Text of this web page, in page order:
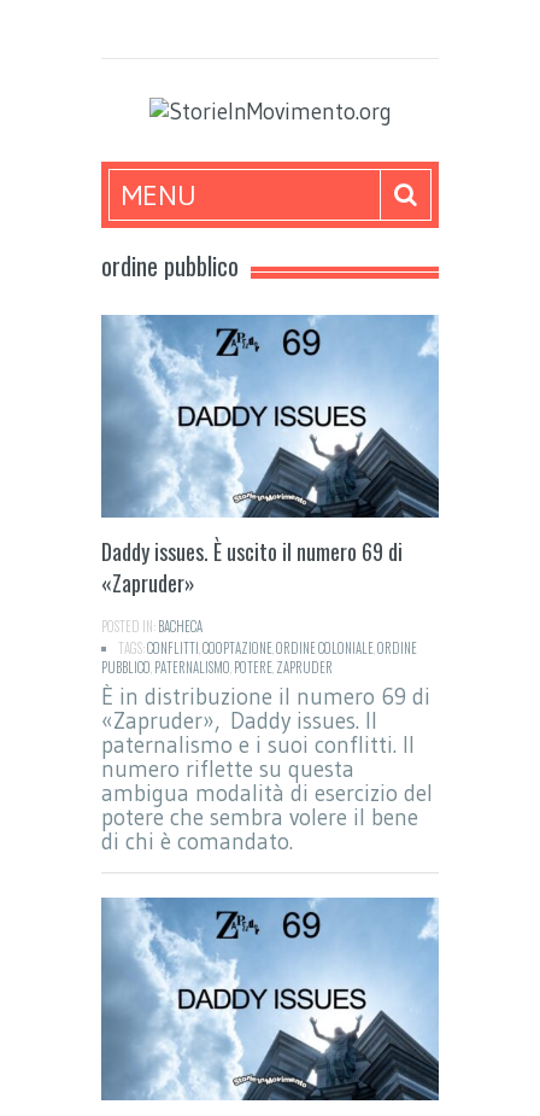
MENU
ordine pubblico
Daddy issues. È uscito il numero 69 di
«Zapruder»
POSTED IN:BACHECA
TAGS:CONFLITTI COOPTAZIONEORDINE COLONIALEORDINE
PUBBLICO PATERNALISMO POTERE ZAPRUDER
È in distribuzione il numero 69 di
«Zapruder», Daddy issues. Il
paternalismo e i suoi conflitti. Il
numero riflette su questa
ambigua modalità di esercizio del
potere che sembra volere il bene
di chi è comandato.